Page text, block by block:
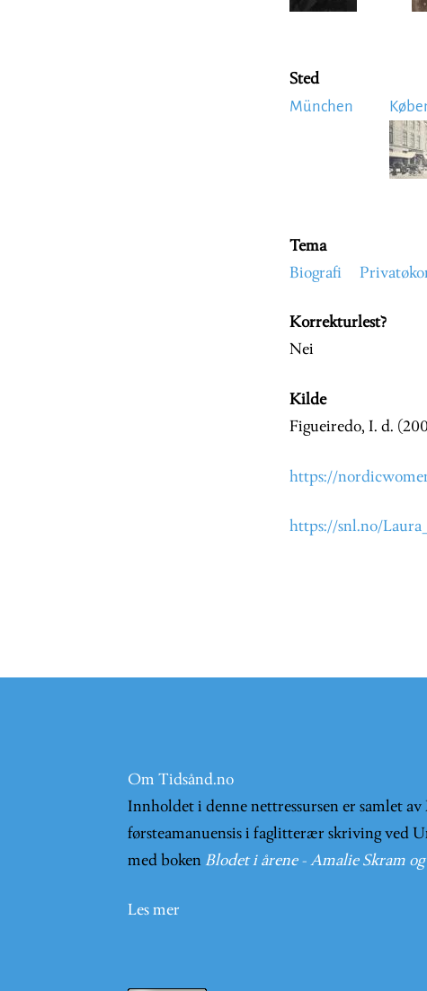
Sted
München
Tema
Biografi
Korrekturlest?
Nei
Kilde
Figueiredo, I. d.
https://
https://snl.no/
Om Tidsånd.no
Innholdet i denne nettressursen er samlet
førsteamanuensis i faglitterær skriving ved
med boken Blodet i årene - Amalie Skram
Les mer